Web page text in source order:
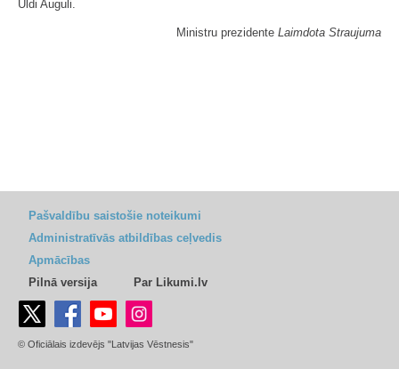
Uldi Auguli.
Ministru prezidente Laimdota Straujuma
Pašvaldību saistošie noteikumi
Administratīvās atbildības ceļvedis
Apmācības
Pilnā versija
Par Likumi.lv
© Oficiālais izdevējs "Latvijas Vēstnesis"